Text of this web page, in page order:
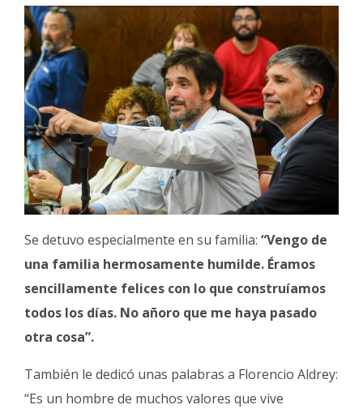
Se detuvo especialmente en su familia: “Vengo de
una familia hermosamente humilde. Éramos
sencillamente felices con lo que construíamos
todos los días. No añoro que me haya pasado
otra cosa”.
También le dedicó unas palabras a Florencio Aldrey:
“Es un hombre de muchos valores que vive